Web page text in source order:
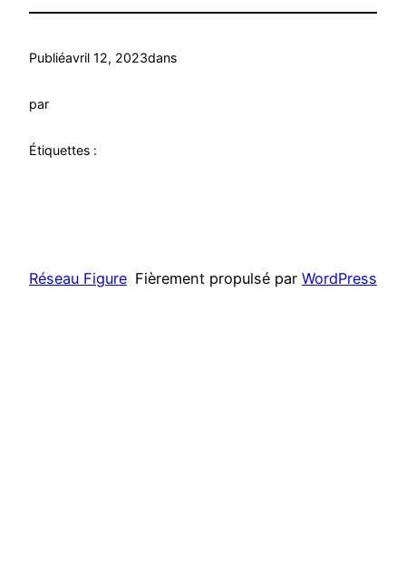
Publiéavril 12, 2023dans
par
Étiquettes :
Réseau Figure Fièrement propulsé par WordPress